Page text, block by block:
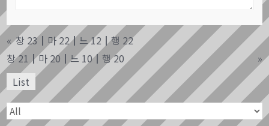
« 창 23┃마 22┃느 12┃행 22
창 21┃마 20┃느 10┃행 20
»
List